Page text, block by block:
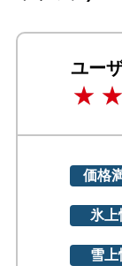
ユー
価格
氷上
雪上